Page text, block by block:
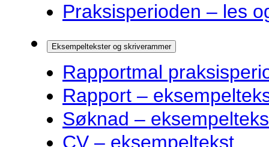
Praksisperioden – les
Eksempeltekster og skriverammer
Rapportmal
Rapport –
Søknad –
CV – eksempeltekst